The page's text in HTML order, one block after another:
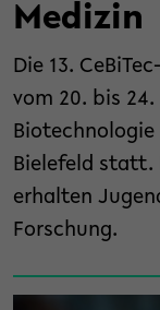
Medizin
Die 13.
vom 20. bis
Biotechnologie
Bielefeld statt.
erhalten
Forschung.